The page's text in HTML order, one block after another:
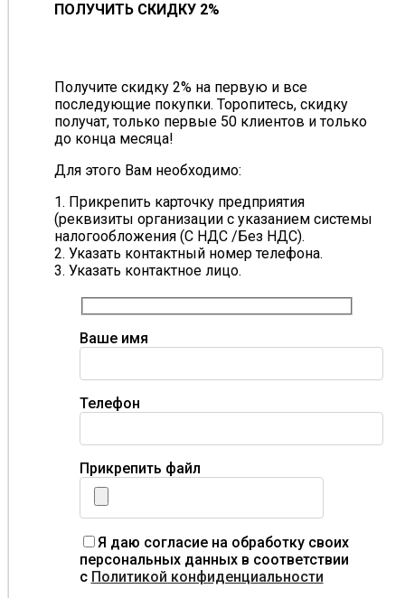
ПОЛУЧИТЬ СКИДКУ 2%
Получите скидку 2% на первую и все
последующие покупки. Торопитесь, скидку
получат, только первые 50 клиентов и только
до конца месяца!
Для этого Вам необходимо:
1. Прикрепить карточку предприятия
(реквизиты организации с указанием системы
налогообложения (С НДС /Без НДС).
2. Указать контактный номер телефона.
3. Указать контактное лицо.
Ваше имя
Телефон
Прикрепить файл
Я даю согласие на обработку своих
персональных данных в соответствии
с Политикой конфиденциальности